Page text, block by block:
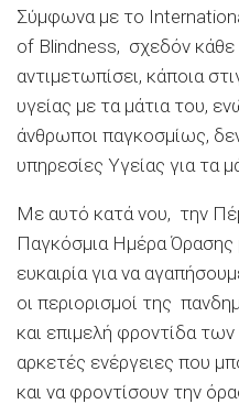
Σύμφωνα με το
of Blindness, σχεδόν
αντιμετωπίσει, κάποια
υγείας με τα μάτια του,
άνθρωποι παγκοσμίως,
υπηρεσίες Υγείας για τα
Με αυτό κατά νου, την
Παγκόσμια Ημέρα Όρασης
ευκαιρία για να
οι περιορισμοί της
και επιμελή φροντίδα
αρκετές ενέργειες που
και να φροντίσουν την